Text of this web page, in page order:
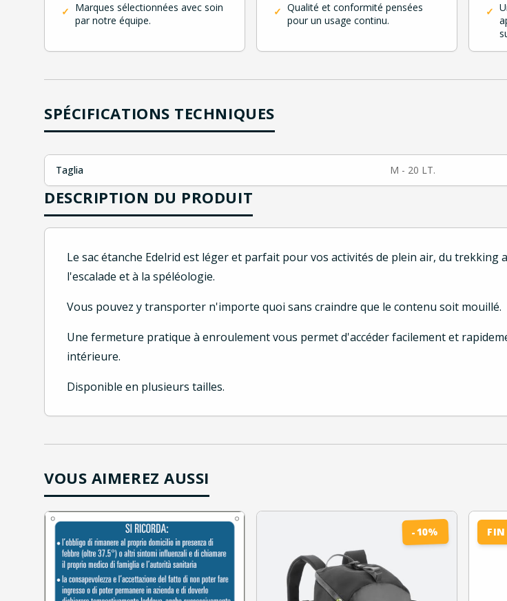
✓ Marques sélectionnées avec soin
par notre équipe.
✓ Qualité et conformité pensées
pour un usage continu.
✓
SPÉCIFICATIONS TECHNIQUES
Taglia M - 20 LT.
DESCRIPTION DU PRODUIT
Le sac étanche Edelrid est léger et parfait pour vos activités de plein air, du trekking
l'escalade et à la spéléologie.
Vous pouvez y transporter n'importe quoi sans craindre que le contenu soit mouillé.
Une fermeture pratique à enroulement vous permet d'accéder facilement et
intérieure.
Disponible en plusieurs tailles.
VOUS AIMEREZ AUSSI
-10% FIN